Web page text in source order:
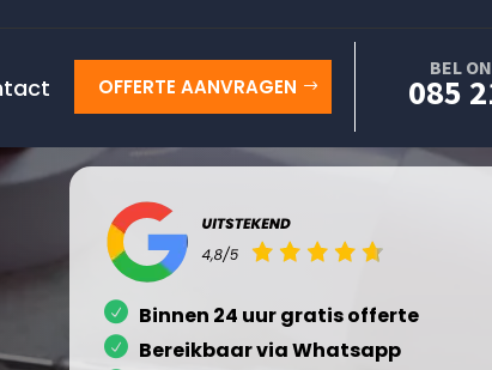
OFFERTE AANVRAGEN
BEL
085
Binnen 24 uur gratis offerte
Bereikbaar via Whatsapp